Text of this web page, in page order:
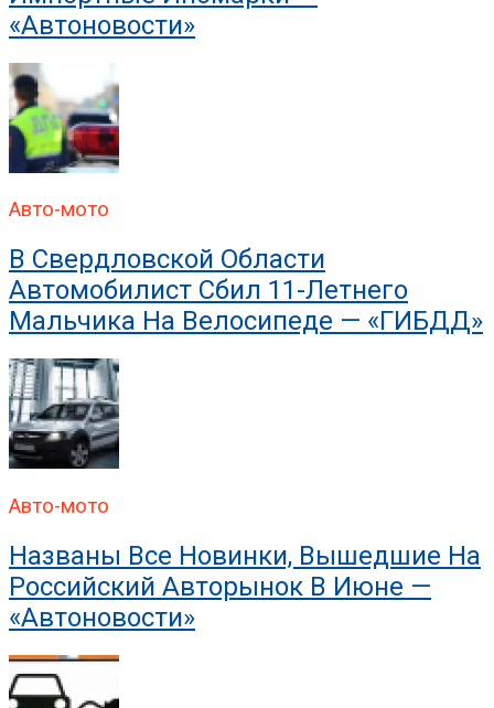
«Автоновости»
Авто-мото
В Свердловской Области
Автомобилист Сбил 11-Летнего
Мальчика На Велосипеде — «ГИБДД»
Авто-мото
Названы Все Новинки, Вышедшие На
Российский Авторынок В Июне —
«Автоновости»